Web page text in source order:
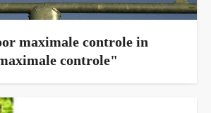
maximale controle in
controle"